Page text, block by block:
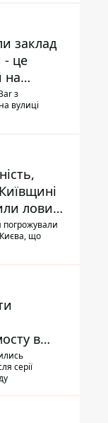
заклад
- це
на
з
вулиці
ловити
погрожували
що
в
серії